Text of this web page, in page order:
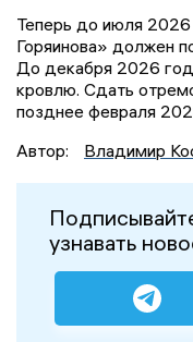
Теперь до июля
Горяинова» должен
До декабря 2026
кровлю. Сдать
позднее февраля
Автор:
Владимир
узнавать